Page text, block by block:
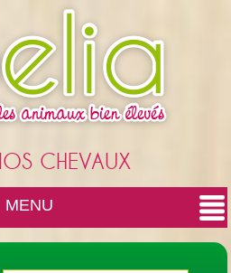
CHEVAUX
MENU